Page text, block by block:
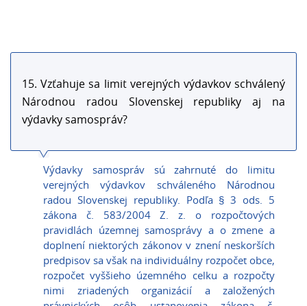
15. Vzťahuje sa limit verejných výdavkov schválený
Národnou radou Slovenskej republiky aj na
výdavky samospráv?
Výdavky samospráv sú zahrnuté do limitu
verejných výdavkov schváleného Národnou
radou Slovenskej republiky. Podľa § 3 ods. 5
zákona č. 583/2004 Z. z. o rozpočtových
pravidlách územnej samosprávy a o zmene a
doplnení niektorých zákonov v znení neskorších
predpisov sa však na individuálny rozpočet obce,
rozpočet vyššieho územného celku a rozpočty
nimi zriadených organizácií a založených